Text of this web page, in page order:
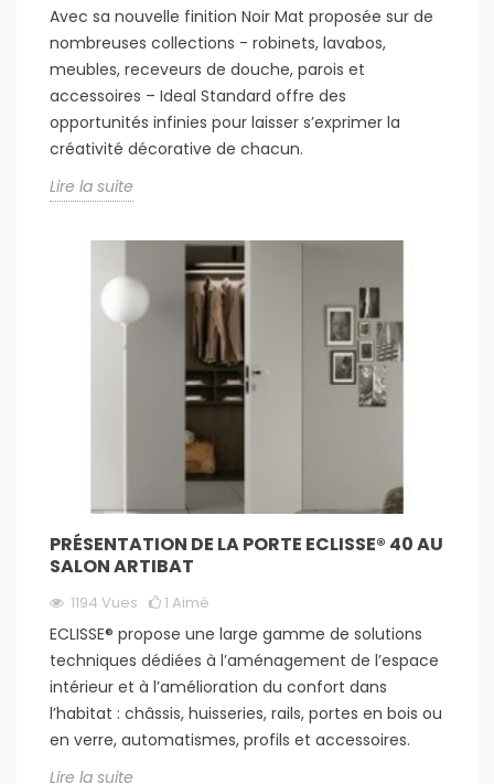
Avec sa nouvelle finition Noir Mat proposée sur de
nombreuses collections - robinets, lavabos,
meubles, receveurs de douche, parois et
accessoires – Ideal Standard offre des
opportunités infinies pour laisser s’exprimer la
créativité décorative de chacun.
Lire la suite
PRÉSENTATION DE LA PORTE ECLISSE® 40 AU
SALON ARTIBAT
1194 Vues 1 Aimé
ECLISSE® propose une large gamme de solutions
techniques dédiées à l’aménagement de l’espace
intérieur et à l’amélioration du confort dans
l’habitat : châssis, huisseries, rails, portes en bois ou
en verre, automatismes, profils et accessoires.
Lire la suite